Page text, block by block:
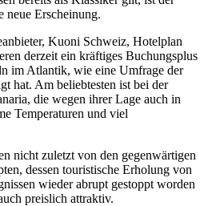
neue Erscheinung.
Kuoni Schweiz, Hotelplan
derzeit ein kräftiges Buchungsplus
im Atlantik, wie eine Umfrage der
hat. Am beliebtesten ist bei der
die wegen ihrer Lage auch in
Temperaturen und viel
nicht zuletzt von den gegenwärtigen
dessen touristische Erholung von
wieder abrupt gestoppt worden
preislich attraktiv.